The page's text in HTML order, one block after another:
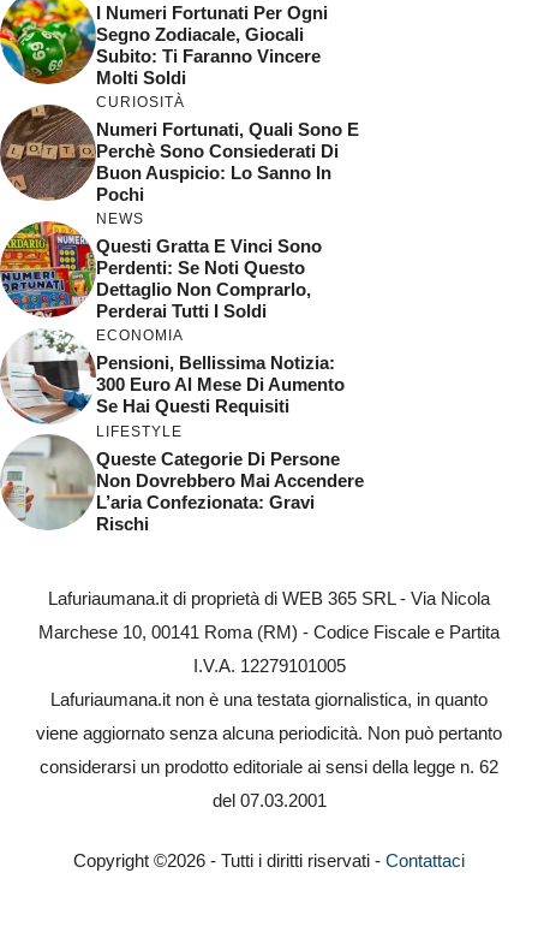
I Numeri Fortunati Per Ogni
Segno Zodiacale, Giocali
Subito: Ti Faranno Vincere
Molti Soldi
CURIOSITÀ
Numeri Fortunati, Quali Sono E
Perchè Sono Consiederati Di
Buon Auspicio: Lo Sanno In
Pochi
NEWS
Questi Gratta E Vinci Sono
Perdenti: Se Noti Questo
Dettaglio Non Comprarlo,
Perderai Tutti I Soldi
ECONOMIA
Pensioni, Bellissima Notizia:
300 Euro Al Mese Di Aumento
Se Hai Questi Requisiti
LIFESTYLE
Queste Categorie Di Persone
Non Dovrebbero Mai Accendere
L’aria Confezionata: Gravi
Rischi
Lafuriaumana.it di proprietà di WEB 365 SRL - Via Nicola
Marchese 10, 00141 Roma (RM) - Codice Fiscale e Partita
I.V.A. 12279101005
Lafuriaumana.it non è una testata giornalistica, in quanto
viene aggiornato senza alcuna periodicità. Non può pertanto
considerarsi un prodotto editoriale ai sensi della legge n. 62
del 07.03.2001
Copyright ©2026 - Tutti i diritti riservati - Contattaci